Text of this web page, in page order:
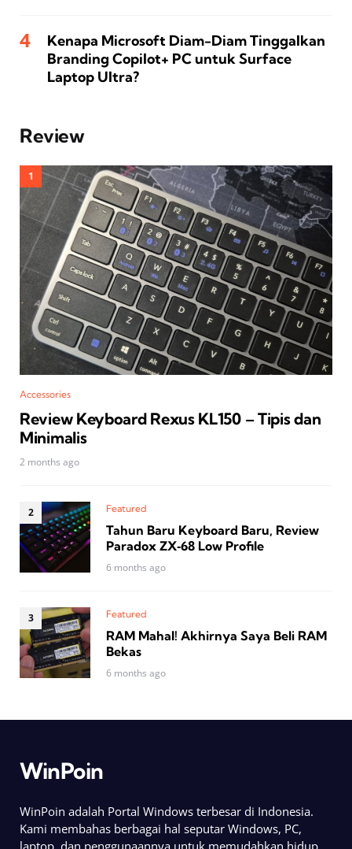
Kenapa Microsoft Diam-Diam Tinggalkan
Branding Copilot+ PC untuk Surface
Laptop Ultra?
Review
Accessories
Review Keyboard Rexus KL150 – Tipis dan
Minimalis
2 months ago
Featured
Tahun Baru Keyboard Baru, Review
Paradox ZX‑68 Low Profile
6 months ago
Featured
RAM Mahal! Akhirnya Saya Beli RAM
Bekas
6 months ago
WinPoin
WinPoin adalah Portal Windows terbesar di Indonesia.
Kami membahas berbagai hal seputar Windows, PC,
laptop, dan penggunaannya untuk memudahkan hidup.